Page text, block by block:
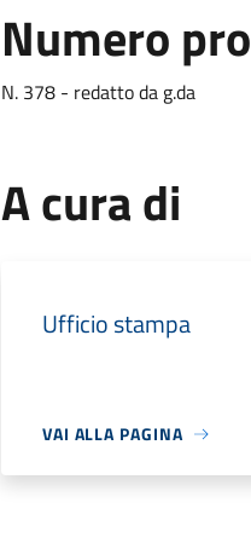
Numero
N. 378 - redatto da g.da
A cura di
Ufficio stampa
VAI ALLA PAGINA